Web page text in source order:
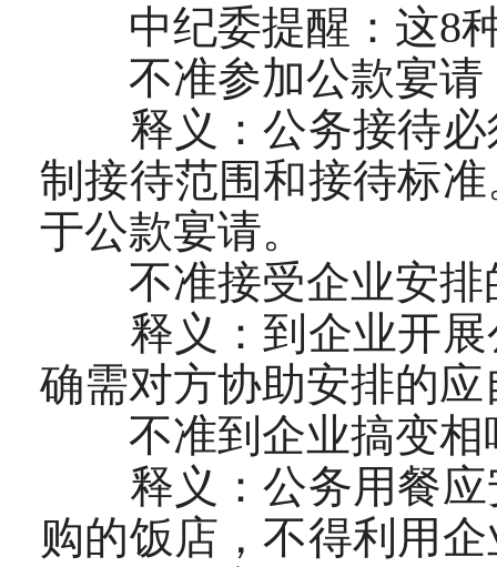
中纪委提醒：这8
不准参加公款宴请
释义：公务接待必
制接待范围和接待标
于公款宴请。
不准接受企业安排
释义：到企业开展
确需对方协助安排的
不准到企业搞变相
释义：公务用餐应
购的饭店，不得利用